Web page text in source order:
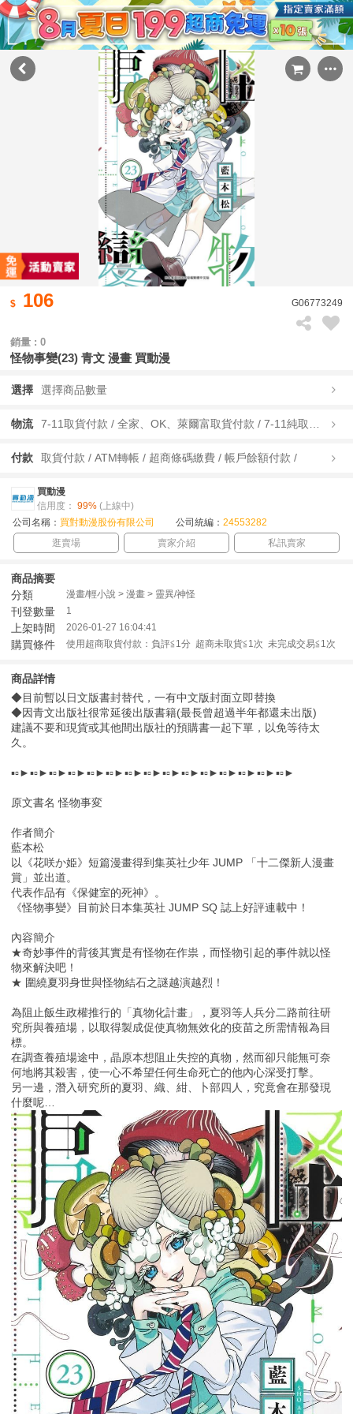
106 G06773249
銷量 : 0
怪物事變(23) 青文 漫畫 買動漫
選擇 選擇商品數量
物流
付款 取貨付款 / ATM轉帳 / 超商條碼繳費 / 帳戶餘額付款 /
買動漫
信用度： 99% (上線中)
公司名稱： 買對動漫股份有限公司 公司統編： 24553282
逛賣場
賣家介紹 私訊賣家
商品摘要
分類
漫畫/輕小說 > 漫畫 > 靈異/神怪
刊登數量 1
上架時間 2026-01-27 16:04:41
購買條件 使用超商取貨付款：負評≦1分 超商未取貨≦1次 未完成交易≦1次
商品詳情
◆目前暫以日文版書封替代，一有中文版封面立即替換
◆因青文出版社很常延後出版書籍(最長曾超過半年都還未出版)
建議不要和現貨或其他間出版社的預購書一起下單，以免等待太
久。
▪▫►▪▫►▪▫►▪▫►▪▫►▪▫►▪▫►▪▫►▪▫►▪▫►▪▫►▪▫►▪▫►▪▫►▪▫►
原文書名 怪物事変
作者簡介
藍本松
以《花咲か姫》短篇漫畫得到集英社少年 JUMP 「十二傑新人漫畫
賞」並出道。
代表作品有《保健室的死神》。
《怪物事變》目前於日本集英社 JUMP SQ 誌上好評連載中！
內容簡介
★奇妙事件的背後其實是有怪物在作祟，而怪物引起的事件就以怪
物來解決吧！
★ 圍繞夏羽身世與怪物結石之謎越演越烈！
為阻止飯生政權推行的「真物化計畫」，夏羽等人兵分二路前往研
究所與養殖場，以取得製成促使真物無效化的疫苗之所需情報為目
標。
在調查養殖場途中，晶原本想阻止失控的真物，然而卻只能無可奈
何地將其殺害，使一心不希望任何生命死亡的他內心深受打擊。
另一邊，潛入研究所的夏羽、織、紺、卜部四人，究竟會在那發現
什麼呢…